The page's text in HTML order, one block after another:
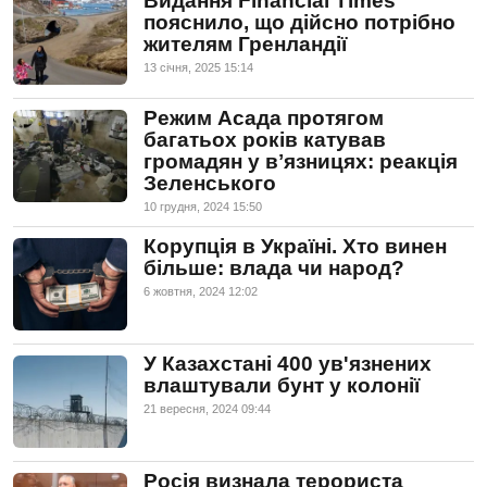
пояснило, що дійсно потрібно
жителям Гренландії
13 сiчня, 2025 15:14
Режим Асада протягом
багатьох років катував
громадян у вʼязницях: реакція
Зеленського
10 грудня, 2024 15:50
Корупція в Україні. Хто винен
більше: влада чи народ?
6 жовтня, 2024 12:02
У Казахстані 400 ув'язнених
влаштували бунт у колонії
21 вересня, 2024 09:44
Росія визнала терориста